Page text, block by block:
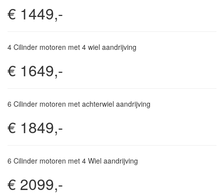
€ 1449,-
4 Cilinder motoren met 4 wiel aandrijving
€ 1649,-
6 Cilinder motoren met achterwiel aandrijving
€ 1849,-
6 Cilinder motoren met 4 Wiel aandrijving
€ 2099,-